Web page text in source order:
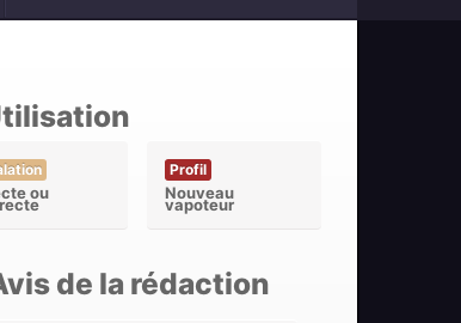
ou
Profil
Nouveau
vapoteur
de la rédaction